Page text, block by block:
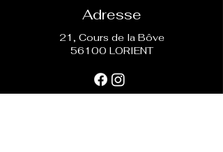
Adresse
21, Cours de la Bôve
56100 LORIENT